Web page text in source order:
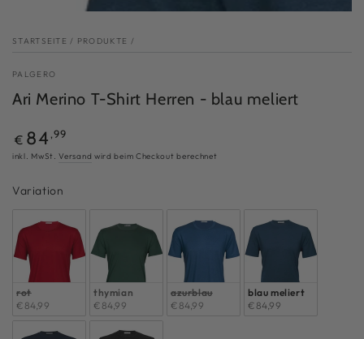
STARTSEITE / PRODUKTE /
PALGERO
Ari Merino T-Shirt Herren - blau meliert
Regulärer
Preis
€ 84 ,99
inkl. MwSt.Versand wird beim Checkout berechnet
Variation
rot
€84,99
thymian
€84,99
azurblau
€84,99
blau meliert
€84,99